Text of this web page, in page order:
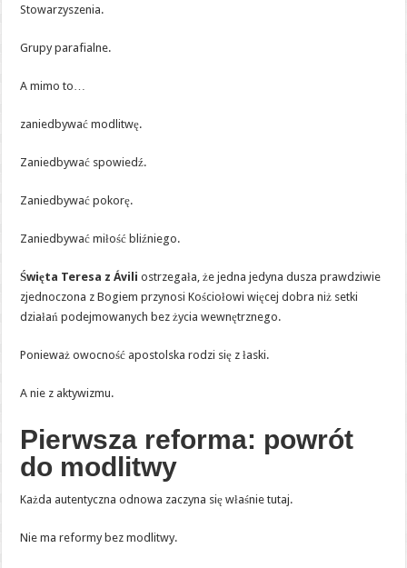
Stowarzyszenia.
Grupy parafialne.
A mimo to…
zaniedbywać modlitwę.
Zaniedbywać spowiedź.
Zaniedbywać pokorę.
Zaniedbywać miłość bliźniego.
Święta Teresa z Ávili ostrzegała, że jedna jedyna dusza prawdziwie
zjednoczona z Bogiem przynosi Kościołowi więcej dobra niż setki
działań podejmowanych bez życia wewnętrznego.
Ponieważ owocność apostolska rodzi się z łaski.
A nie z aktywizmu.
Pierwsza reforma: powrót
do modlitwy
Każda autentyczna odnowa zaczyna się właśnie tutaj.
Nie ma reformy bez modlitwy.